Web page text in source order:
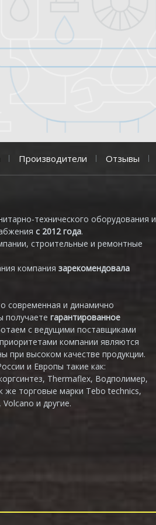
Производители Отзывы
технического оборудования и
с 2012 года.
строительные и ремонтные
компания зарекомендовала
современная и динамично
получаете гарантированное
с ведущими поставщиками
компании являются
при высоком качестве продукции.
и Европы такие как:
Thermaflex, Водполимер,
торговые марки Tebo technics,
и другие.